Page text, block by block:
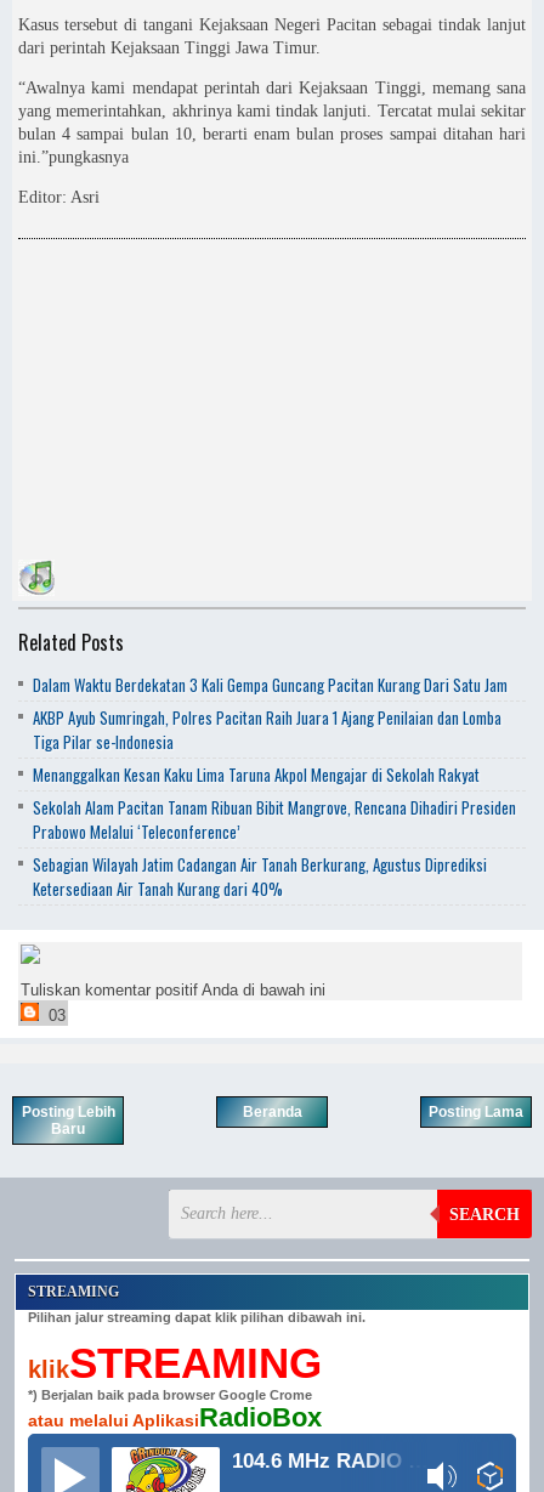
Kasus tersebut di tangani Kejaksaan Negeri Pacitan sebagai tindak lanjut
dari perintah Kejaksaan Tinggi Jawa Timur.
“Awalnya kami mendapat perintah dari Kejaksaan Tinggi, memang sana
yang memerintahkan, akhrinya kami tindak lanjuti. Tercatat mulai sekitar
bulan 4 sampai bulan 10, berarti enam bulan proses sampai ditahan hari
ini.”pungkasnya
Editor: Asri
Related Posts
Dalam Waktu Berdekatan 3 Kali Gempa Guncang Pacitan Kurang Dari Satu Jam
AKBP Ayub Sumringah, Polres Pacitan Raih Juara 1 Ajang Penilaian dan Lomba
Tiga Pilar se-Indonesia
Menanggalkan Kesan Kaku Lima Taruna Akpol Mengajar di Sekolah Rakyat
Sekolah Alam Pacitan Tanam Ribuan Bibit Mangrove, Rencana Dihadiri Presiden
Prabowo Melalui ‘Teleconference’
Sebagian Wilayah Jatim Cadangan Air Tanah Berkurang, Agustus Diprediksi
Ketersediaan Air Tanah Kurang dari 40%
Tuliskan komentar positif Anda di bawah ini
03
Posting Lebih
Baru
Posting Lama
Beranda
SEARCH
STREAMING
Pilihan jalur streaming dapat klik pilihan dibawah ini.
klikSTREAMING
*) Berjalan baik pada browser Google Crome
atau melalui AplikasiRadioBox
104.6 MHz RADIO GRINDULU FM